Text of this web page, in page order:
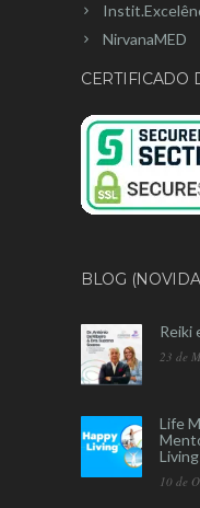
NirvanaMED
CERTIFICADO
BLOG
Reiki
23 de
Life
10 de